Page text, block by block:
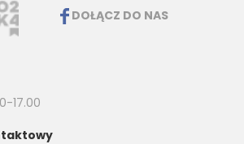
DOŁĄCZ DO NAS
17.00